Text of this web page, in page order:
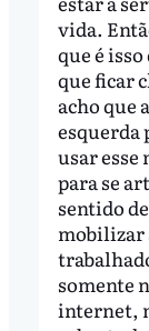
vida.
que é
que ficar
acho que a
esquerda
usar esse
para se
sentido de
mobilizar
somente
internet,